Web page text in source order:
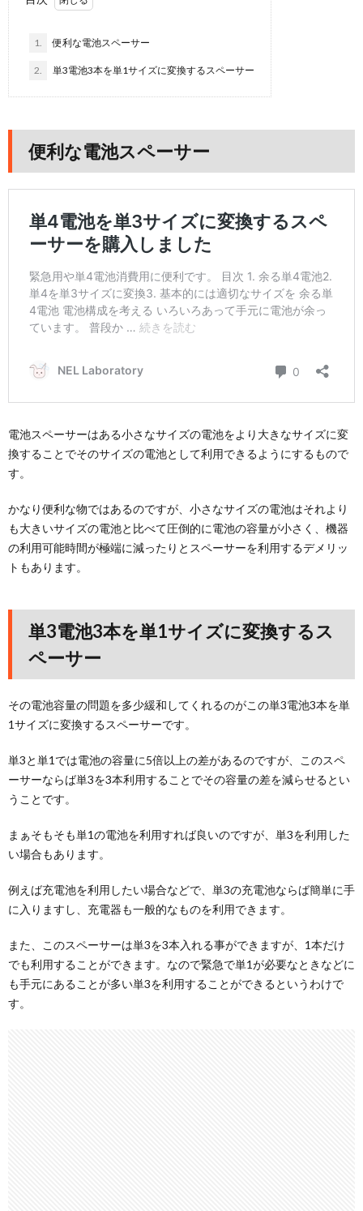
1. 便利な電池スペーサー
2. 単3電池3本を単1サイズに変換するスペーサー
便利な電池スペーサー
電池スペーサーはある小さなサイズの電池をより大きなサイズに変
換することでそのサイズの電池として利用できるようにするもので
す。
かなり便利な物ではあるのですが、小さなサイズの電池はそれより
も大きいサイズの電池と比べて圧倒的に電池の容量が小さく、機器
の利用可能時間が極端に減ったりとスペーサーを利用するデメリッ
トもあります。
単3電池3本を単1サイズに変換するス
ペーサー
その電池容量の問題を多少緩和してくれるのがこの単3電池3本を単
1サイズに変換するスペーサーです。
単3と単1では電池の容量に5倍以上の差があるのですが、このスペ
ーサーならば単3を3本利用することでその容量の差を減らせるとい
うことです。
まぁそもそも単1の電池を利用すれば良いのですが、単3を利用した
い場合もあります。
例えば充電池を利用したい場合などで、単3の充電池ならば簡単に手
に入りますし、充電器も一般的なものを利用できます。
また、このスペーサーは単3を3本入れる事ができますが、1本だけ
でも利用することができます。なので緊急で単1が必要なときなどに
も手元にあることが多い単3を利用することができるというわけで
す。